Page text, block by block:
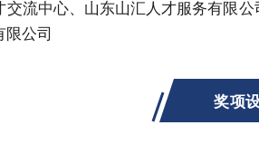
流中心、山东山汇人才服务有限
公司
奖项